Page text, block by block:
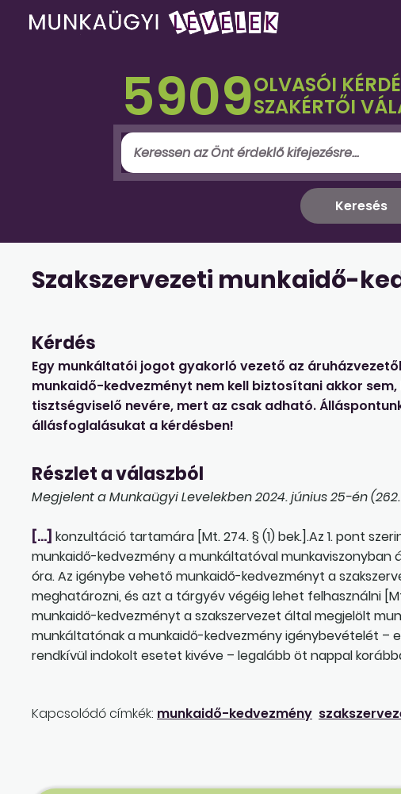
5909OLVASÓI
SZAKÉRTŐI
Szakszervezeti munkaidő-
Kérdés
Egy munkáltatói jogot gyakorló vezető az
munkaidő-kedvezményt nem kell biztosítani akkor
tisztségviselő nevére, mert az csak adható.
állásfoglalásukat a kérdésben!
Részlet a válaszból
Megjelent a Munkaügyi Levelekben 2024. június 25-én
[…] konzultáció tartamára [Mt. 274. § (1) bek.].Az 1. pont
munkaidő-kedvezmény a munkáltatóval munkaviszonyban
óra. Az igénybe vehető munkaidő-kedvezményt a
meghatározni, és azt a tárgyév végéig lehet felhasználni
munkaidő-kedvezményt a szakszervezet által megjelölt
munkáltatónak a munkaidő-kedvezmény igénybevételét –
rendkívül indokolt esetet kivéve – legalább öt nappal
Kapcsolódó címkék: munkaidő-kedvezmény